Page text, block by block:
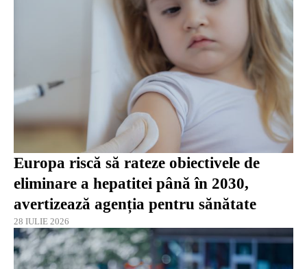
Europa riscă să rateze obiectivele de
eliminare a hepatitei până în 2030,
avertizează agenția pentru sănătate
28 IULIE 2026